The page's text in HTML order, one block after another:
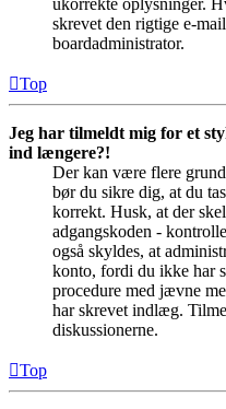
ukorrekte oplysninger.
skrevet den rigtige e-
boardadministrator.
Top
Jeg har tilmeldt mig for et
ind længere?!
Der kan være flere
bør du sikre dig, at du
korrekt. Husk, at der
adgangskoden -
også skyldes, at
konto, fordi du ikke har
procedure med jævne
har skrevet indlæg.
diskussionerne.
Top